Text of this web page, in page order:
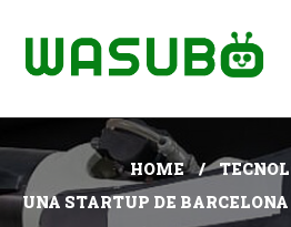
HOME
UNA STARTUP DE